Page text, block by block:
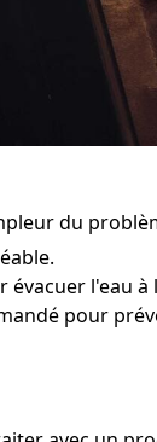
du
l'eau à
pour